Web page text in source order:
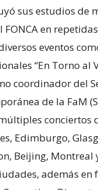
sus estudios de
en
eventos
“En Torno al
coordinador del
de la FaM
conciertos
Edimburgo,
Beijing, Montreal
además en